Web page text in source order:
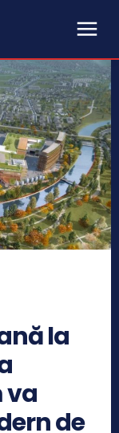
la
va
de